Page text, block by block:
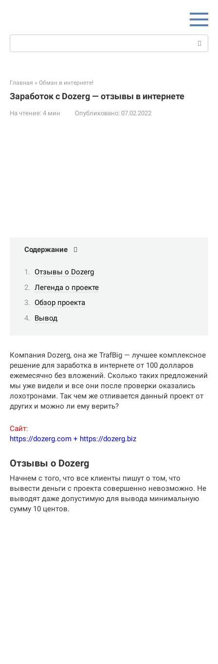
Поиск:
Главная » Обман в интернете!
Заработок с Dozerg — отзывы в интернете
На чтение: 4 мин Опубликовано: 07.02.2022
Содержание
Отзывы о Dozerg
Легенда о проекте
Обзор проекта
Вывод
Компания Dozerg, она же TrafBig — лучшее комплексное
решение для заработка в интернете от 100 долларов
ежемесячно без вложений. Сколько таких предложений
мы уже видели и все они после проверки оказались
лохотронами. Так чем же отливается данный проект от
других и можно ли ему верить?
Сайт:
https://dozerg.com + https://dozerg.biz
Отзывы о Dozerg
Начнем с того, что все клиенты пишут о том, что
вывести деньги с проекта совершенно невозможно. Не
выводят даже допустимую для вывода минимальную
сумму 10 центов.